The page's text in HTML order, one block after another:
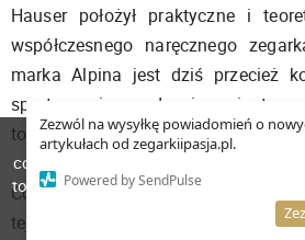
Zezwól na wysyłkę powiadomień o
artykułach od zegarkiipasja.pl.
Powered by SendPulse
Hauser położył praktyczne i
współczesnego naręcznego
marka Alpina jest dziś przecież
sportowymi, a w duecie z
to właśnie Alpina oferuje zegarki ze
Cofając się jeszcze w czasie -
tej marki został wprowadzony
W celu poprawienia jakości usług
cookies. Pozostanie na stronie
to, że pliki cookies będą